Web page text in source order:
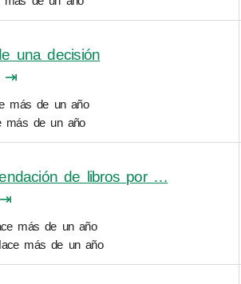
una decisión
⇥
más de un año
más de un año
de libros por …
⇥
más de un año
más de un año